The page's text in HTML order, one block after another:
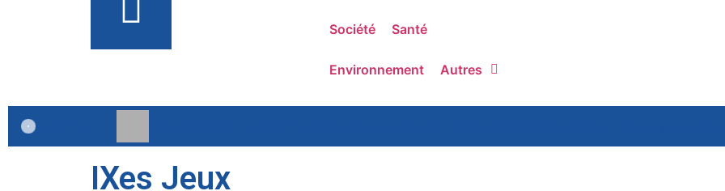
Société Santé
Environnement Autres
IXes Jeux